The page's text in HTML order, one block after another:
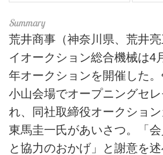
荒井商事（神奈川県、荒井
イオークション総合機械は4
年オークションを開催した。
小山会場でオープニングセ
れ、同社取締役オークション
東馬圭一氏があいさつ。「
と協力のおかげ」と謝意を述